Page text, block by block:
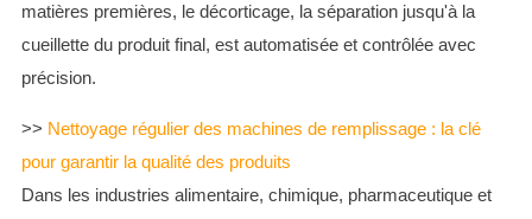
matières premières, le décorticage, la séparation jusqu'à la
cueillette du produit final, est automatisée et contrôlée avec
précision.
>> Nettoyage régulier des machines de remplissage : la clé
pour garantir la qualité des produits
Dans les industries alimentaire, chimique, pharmaceutique et